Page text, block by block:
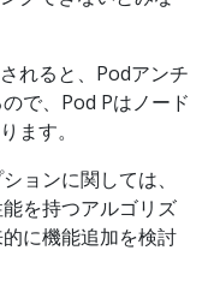
れると、Podアンチ
で、Pod Pはノード
ます。
ョンに関しては、
を持つアルゴリズ
に機能追加を検討